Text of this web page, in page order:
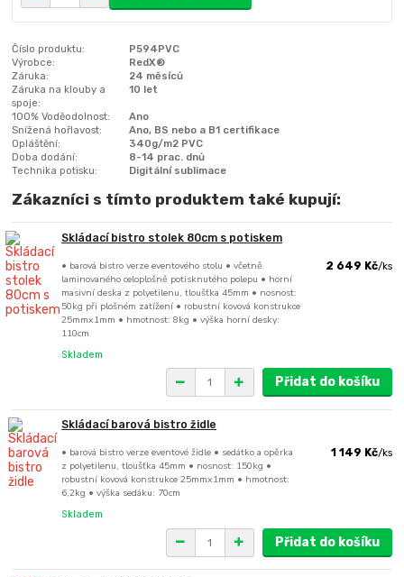
Číslo produktu:
P594PVC
Výrobce:
RedX®
Záruka:
24 měsíců
Záruka na klouby a
spoje:
10 let
100% Voděodolnost:
Ano
Snížená hořlavost:
Ano, BS nebo a B1 certifikace
Opláštění:
340g/m2 PVC
Doba dodání:
8-14 prac. dnů
Technika potisku:
Digitální sublimace
Zákazníci s tímto produktem také kupují:
Skládací bistro stolek 80cm s potiskem
• barová bistro verze eventového stolu • včetně
laminovaného celoplošně potisknutého polepu • horní
masivní deska z polyetilenu, tloušťka 45mm • nosnost:
50kg při plošném zatížení • robustní kovová konstrukce
25mmx1mm • hmotnost: 8kg • výška horní desky:
110cm
2 649 Kč/ks
Skladem
Přidat do košíku
Skládací barová bistro židle
• barová bistro verze eventové židle • sedátko a opěrka
z polyetilenu, tloušťka 45mm • nosnost: 150kg •
robustní kovová konstrukce 25mmx1mm • hmotnost:
6,2kg • výška sedáku: 70cm
1 149 Kč/ks
Skladem
Přidat do košíku